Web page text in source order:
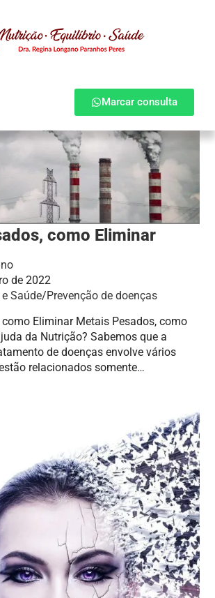
Marcar consulta
como Eliminar
de 2022
Saúde/Prevenção de doenças
Eliminar Metais Pesados, como
da Nutrição? Sabemos que a
de doenças envolve vários
relacionados somente…